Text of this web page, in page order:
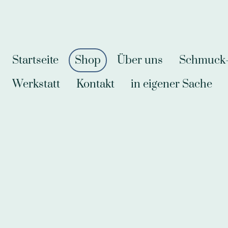
Startseite Shop Über uns
Werkstatt
Kontakt in eigener Sache